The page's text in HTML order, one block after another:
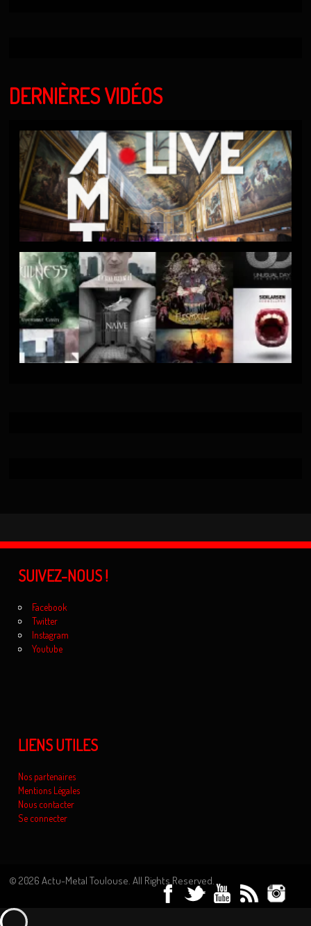
DERNIÈRES VIDÉOS
SUIVEZ-NOUS !
Facebook
Twitter
Instagram
Youtube
LIENS UTILES
Nos partenaires
Mentions Légales
Nous contacter
Se connecter
© 2026 Actu-Metal Toulouse. All Rights Reserved.